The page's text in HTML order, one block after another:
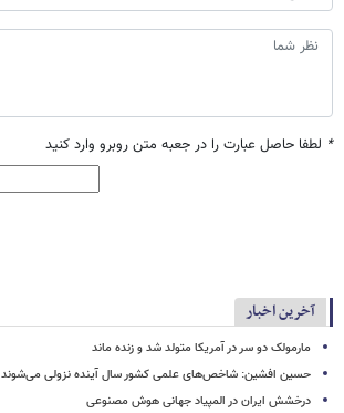
* لطفا حاصل عبارت را در جعبه متن روبرو وارد کنید
آخرین اخبار
مارمولک دو سر در آمریکا متولد شد و زنده ماند
حسین افشین: شاخص‌های علمی کشور سال آینده نزولی می‌شوند
درخشش ایران در المپیاد جهانی هوش مصنوعی